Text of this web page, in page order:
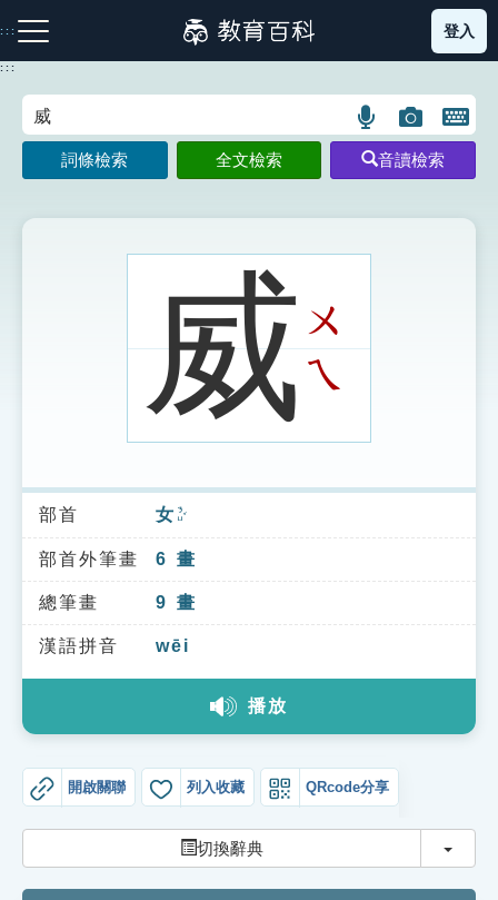
到
主
:::
注音索引圖示 筆畫索引圖示 部首索引表圖示
索引選單
知識索引
單字索引
生命大百科索引
教學應用
貓頭鷹博士
登入
:::
語
言
搜
示
圖
片
搜
開
鍵
圖
詞條檢索 全文檢索 音讀檢索
威ㄨ
ㄟ
部首 女 ㄋㄩˇ
部首外筆畫 6 畫
總筆畫 9 畫
漢語拼音 wēi
播放
開啟關聯 列入收藏 QRcode分享
切換辭典 切換